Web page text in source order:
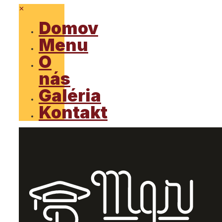
✕
Domov
Menu
O
nás
Galéria
Kontakt